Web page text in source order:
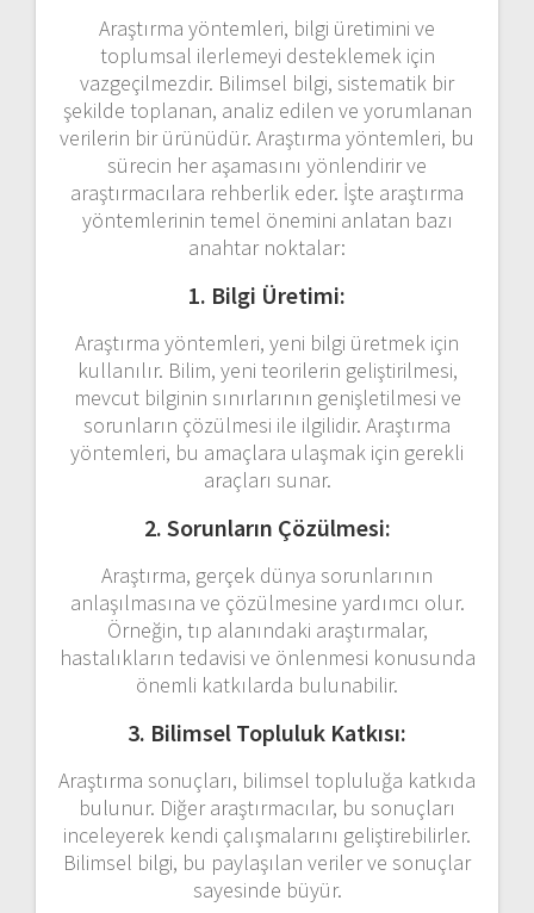
Araştırma yöntemleri, bilgi üretimini ve
toplumsal ilerlemeyi desteklemek için
vazgeçilmezdir. Bilimsel bilgi, sistematik bir
şekilde toplanan, analiz edilen ve yorumlanan
verilerin bir ürünüdür. Araştırma yöntemleri, bu
sürecin her aşamasını yönlendirir ve
araştırmacılara rehberlik eder. İşte araştırma
yöntemlerinin temel önemini anlatan bazı
anahtar noktalar:
1. Bilgi Üretimi:
Araştırma yöntemleri, yeni bilgi üretmek için
kullanılır. Bilim, yeni teorilerin geliştirilmesi,
mevcut bilginin sınırlarının genişletilmesi ve
sorunların çözülmesi ile ilgilidir. Araştırma
yöntemleri, bu amaçlara ulaşmak için gerekli
araçları sunar.
2. Sorunların Çözülmesi:
Araştırma, gerçek dünya sorunlarının
anlaşılmasına ve çözülmesine yardımcı olur.
Örneğin, tıp alanındaki araştırmalar,
hastalıkların tedavisi ve önlenmesi konusunda
önemli katkılarda bulunabilir.
3. Bilimsel Topluluk Katkısı:
Araştırma sonuçları, bilimsel topluluğa katkıda
bulunur. Diğer araştırmacılar, bu sonuçları
inceleyerek kendi çalışmalarını geliştirebilirler.
Bilimsel bilgi, bu paylaşılan veriler ve sonuçlar
sayesinde büyür.